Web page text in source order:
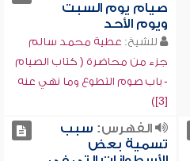
صيام يوم السبت
ويوم الأحد
للشيخ: عطية محمد سالم
جزء من محاضرة ( كتاب الصيام
- باب صوم التطوع وما نهي عنه
[3])
الفهرس: سبب
تسمية بعض